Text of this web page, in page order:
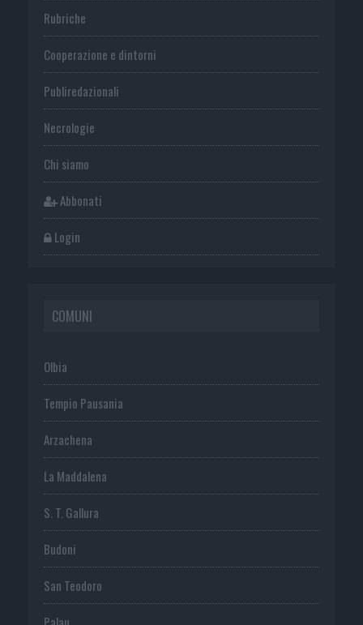
Rubriche
Cooperazione e dintorni
Publiredazionali
Necrologie
Chi siamo
Abbonati
Login
COMUNI
Olbia
Tempio Pausania
Arzachena
La Maddalena
S. T. Gallura
Budoni
San Teodoro